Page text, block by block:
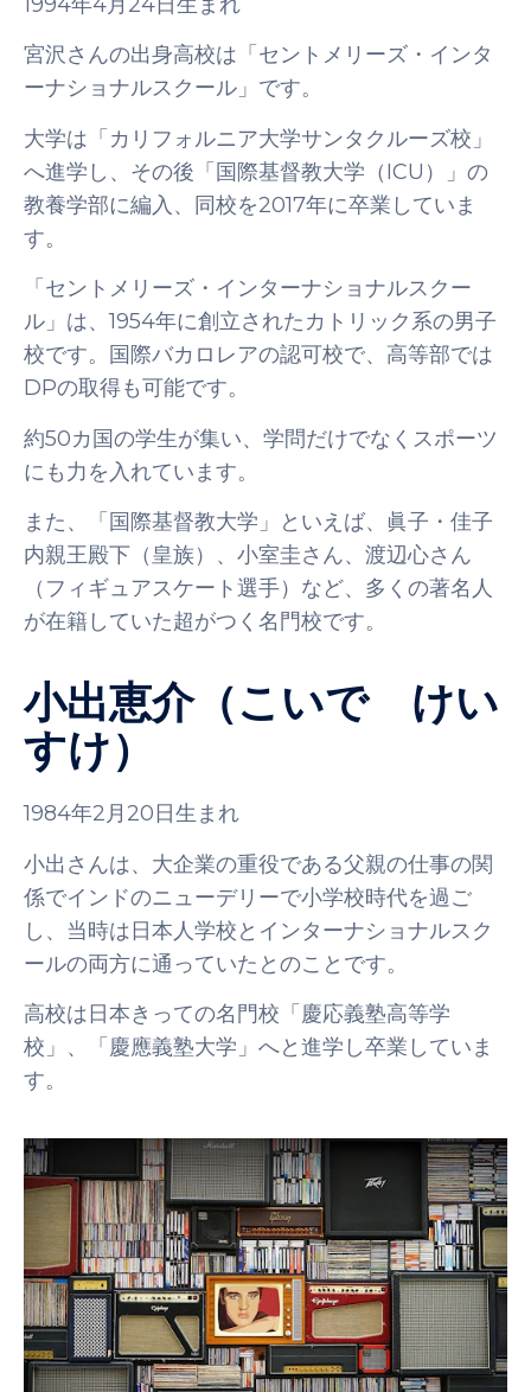
宮沢さんの出身高校は「セントメリーズ・インタ
ーナショナルスクール」です。
大学は「カリフォルニア大学サンタクルーズ校」
へ進学し、その後「国際基督教大学（ICU）」の
教養学部に編入、同校を2017年に卒業していま
す。
「セントメリーズ・インターナショナルスクー
ル」は、1954年に創立されたカトリック系の男子
校です。国際バカロレアの認可校で、高等部では
DPの取得も可能です。
約50カ国の学生が集い、学問だけでなくスポーツ
にも力を入れています。
また、「国際基督教大学」といえば、眞子・佳子
内親王殿下（皇族）、小室圭さん、渡辺心さん
（フィギュアスケート選手）など、多くの著名人
が在籍していた超がつく名門校です。
小出恵介（こいで けい
すけ）
1984年2月20日生まれ
小出さんは、大企業の重役である父親の仕事の関
係でインドのニューデリーで小学校時代を過ご
し、当時は日本人学校とインターナショナルスク
ールの両方に通っていたとのことです。
高校は日本きっての名門校「慶応義塾高等学
校」、「慶應義塾大学」へと進学し卒業していま
す。